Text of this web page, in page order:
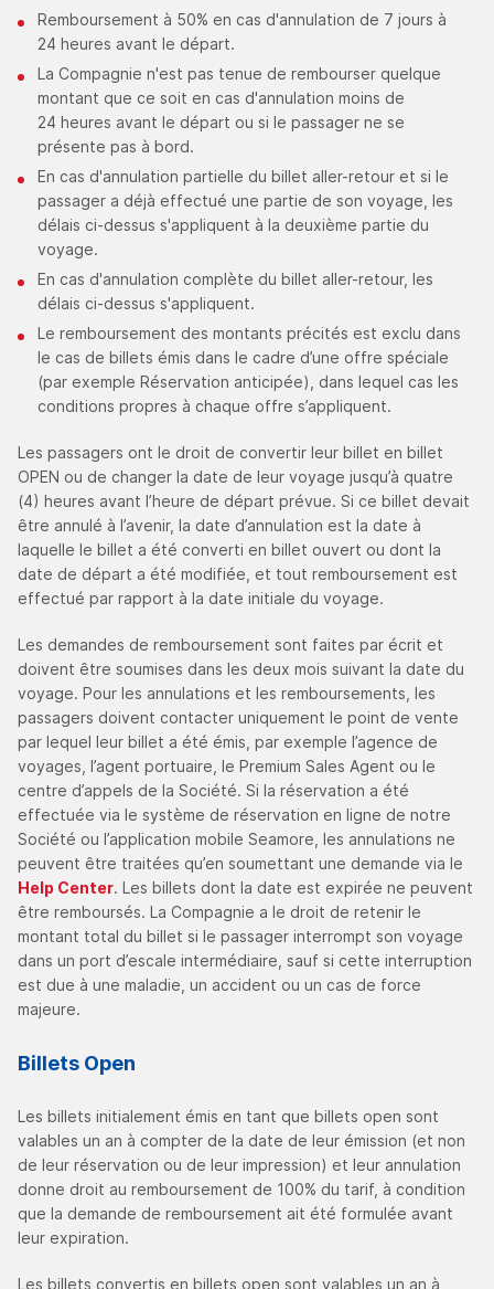
Remboursement à 50% en cas d'annulation de 7 jours à
24 heures avant le départ.
La Compagnie n'est pas tenue de rembourser quelque
montant que ce soit en cas d'annulation moins de
24 heures avant le départ ou si le passager ne se
présente pas à bord.
En cas d'annulation partielle du billet aller-retour et si le
passager a déjà effectué une partie de son voyage, les
délais ci-dessus s'appliquent à la deuxième partie du
voyage.
En cas d'annulation complète du billet aller-retour, les
délais ci-dessus s'appliquent.
Le remboursement des montants précités est exclu dans
le cas de billets émis dans le cadre d’une offre spéciale
(par exemple Réservation anticipée), dans lequel cas les
conditions propres à chaque offre s’appliquent.
Les passagers ont le droit de convertir leur billet en billet
OPEN ou de changer la date de leur voyage jusqu’à quatre
(4) heures avant l’heure de départ prévue. Si ce billet devait
être annulé à l’avenir, la date d’annulation est la date à
laquelle le billet a été converti en billet ouvert ou dont la
date de départ a été modifiée, et tout remboursement est
effectué par rapport à la date initiale du voyage.
Les demandes de remboursement sont faites par écrit et
doivent être soumises dans les deux mois suivant la date du
voyage. Pour les annulations et les remboursements, les
passagers doivent contacter uniquement le point de vente
par lequel leur billet a été émis, par exemple l’agence de
voyages, l’agent portuaire, le Premium Sales Agent ou le
centre d’appels de la Société. Si la réservation a été
effectuée via le système de réservation en ligne de notre
Société ou l’application mobile Seamore, les annulations ne
peuvent être traitées qu’en soumettant une demande via le
Help Center. Les billets dont la date est expirée ne peuvent
être remboursés. La Compagnie a le droit de retenir le
montant total du billet si le passager interrompt son voyage
dans un port d’escale intermédiaire, sauf si cette interruption
est due à une maladie, un accident ou un cas de force
majeure.
Billets Open
Les billets initialement émis en tant que billets open sont
valables un an à compter de la date de leur émission (et non
de leur réservation ou de leur impression) et leur annulation
donne droit au remboursement de 100% du tarif, à condition
que la demande de remboursement ait été formulée avant
leur expiration.
Les billets convertis en billets open sont valables un an à